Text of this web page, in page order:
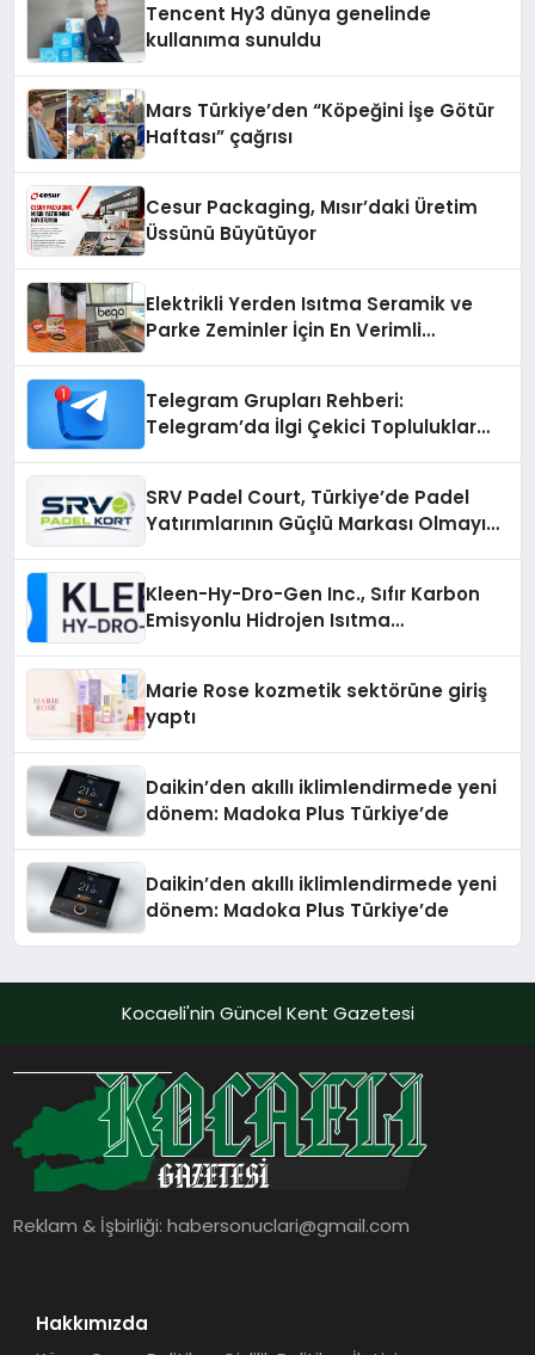
Tencent Hy3 dünya genelinde
kullanıma sunuldu
Mars Türkiye’den “Köpeğini İşe Götür
Haftası” çağrısı
Cesur Packaging, Mısır’daki Üretim
Üssünü Büyütüyor
Elektrikli Yerden Isıtma Seramik ve
Parke Zeminler İçin En Verimli
Telegram Grupları Rehberi:
Telegram’da İlgi Çekici Topluluklar
SRV Padel Court, Türkiye’de Padel
Yatırımlarının Güçlü Markası Olmayı
Kleen-Hy-Dro-Gen Inc., Sıfır Karbon
Emisyonlu Hidrojen Isıtma
Marie Rose kozmetik sektörüne giriş
yaptı
Daikin’den akıllı iklimlendirmede yeni
dönem: Madoka Plus Türkiye’de
Daikin’den akıllı iklimlendirmede yeni
dönem: Madoka Plus Türkiye’de
Kocaeli'nin Güncel Kent Gazetesi
Reklam & İşbirliği:habersonuclari@gmail.com
Hakkımızda